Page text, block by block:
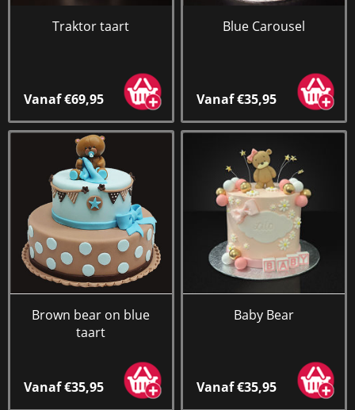
Traktor taart
Vanaf €69,95
Blue Carousel
Vanaf €35,95
Brown bear on blue
taart
Vanaf €35,95
Baby Bear
Vanaf €35,95